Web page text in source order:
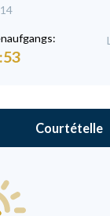
Courtételle